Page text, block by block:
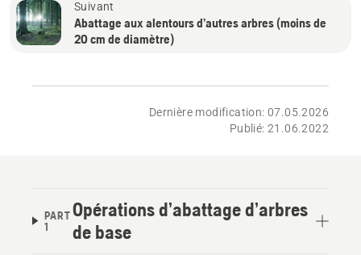
Suivant
Abattage aux alentours d’autres arbres (moins de
20 cm de diamètre)
Dernière modification: 07.05.2026
Publié: 21.06.2022
PART
1
Opérations d’abattage d’arbres
de base